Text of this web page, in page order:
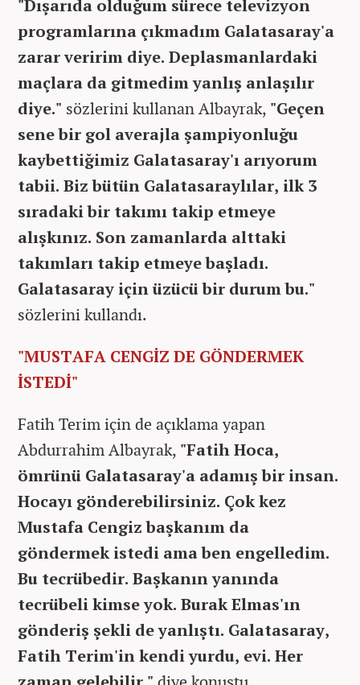
"Dışarıda olduğum sürece televizyon
programlarına çıkmadım Galatasaray'a
zarar veririm diye. Deplasmanlardaki
maçlara da gitmedim yanlış anlaşılır
diye." sözlerini kullanan Albayrak, "Geçen
sene bir gol averajla şampiyonluğu
kaybettiğimiz Galatasaray'ı arıyorum
tabii. Biz bütün Galatasaraylılar, ilk 3
sıradaki bir takımı takip etmeye
alışkınız. Son zamanlarda alttaki
takımları takip etmeye başladı.
Galatasaray için üzücü bir durum bu."
sözlerini kullandı.
"MUSTAFA CENGİZ DE GÖNDERMEK
İSTEDİ"
Fatih Terim için de açıklama yapan
Abdurrahim Albayrak, "Fatih Hoca,
ömrünü Galatasaray'a adamış bir insan.
Hocayı gönderebilirsiniz. Çok kez
Mustafa Cengiz başkanım da
göndermek istedi ama ben engelledim.
Bu tecrübedir. Başkanın yanında
tecrübeli kimse yok. Burak Elmas'ın
gönderiş şekli de yanlıştı. Galatasaray,
Fatih Terim'in kendi yurdu, evi. Her